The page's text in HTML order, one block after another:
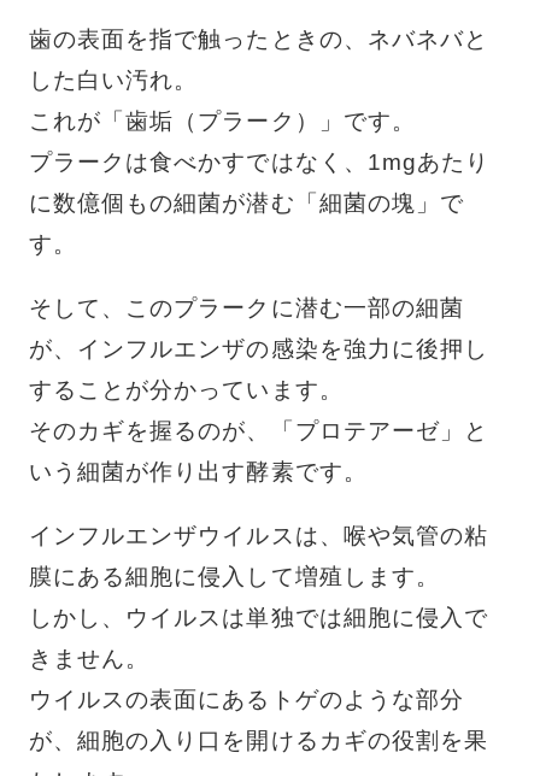
歯の表面を指で触ったときの、ネバネバと
した白い汚れ。
これが「歯垢（プラーク）」です。
プラークは食べかすではなく、1mgあたり
に数億個もの細菌が潜む「細菌の塊」で
す。
そして、このプラークに潜む一部の細菌
が、インフルエンザの感染を強力に後押し
することが分かっています。
そのカギを握るのが、「プロテアーゼ」と
いう細菌が作り出す酵素です。
インフルエンザウイルスは、喉や気管の粘
膜にある細胞に侵入して増殖します。
しかし、ウイルスは単独では細胞に侵入で
きません。
ウイルスの表面にあるトゲのような部分
が、細胞の入り口を開けるカギの役割を果